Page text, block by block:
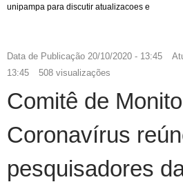
unipampa para discutir atualizacoes e
Data de Publicação 20/10/2020 - 13:45
13:45
508 visualizações
Comitê de
Coronavírus
pesquisadores